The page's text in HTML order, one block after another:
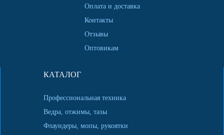
Оплата и доставка
Контакты
Отзывы
Оптовикам
КАТАЛОГ
Профессиональная техника
Ведра, отжимы, тазы
Флаундеры, мопы, рукоятки